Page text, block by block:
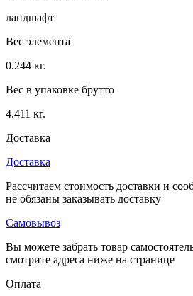
ландшафт
Вес элемента
0.244 кг.
Вес в упаковке брутто
4.411 кг.
Доставка
Доставка
Рассчитаем стоимость доставки и
не обязаны заказывать доставку
Самовывоз
Вы можете забрать товар
смотрите адреса ниже на странице
Оплата